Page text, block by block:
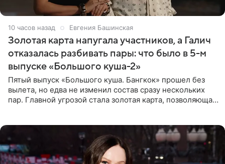
10 часов назад Евгения Башинская
Золотая карта напугала участников, а Галич
отказалась разбивать пары: что было в 5-м
выпуске «Большого куша-2»
Пятый выпуск «Большого куша. Бангкок» прошел без
вылета, но едва не изменил состав сразу нескольких
пар. Главной угрозой стала золотая карта, позволяющая